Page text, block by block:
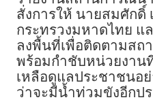
สั่งการให้ นายสมศักดิ์
กระทรวงมหาดไทย แ
ลงพื้นที่เพื่อติดตามสถ
พร้อมกำชับหน่วยงาน
เหลือดูแลประชาชนอย่
ว่าจะมีน้ำท่วมขังอีกป